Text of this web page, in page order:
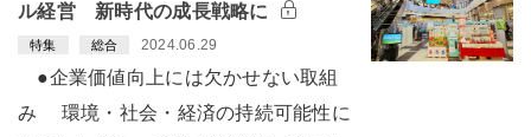
ル経営 新時代の成長戦略に
特集 総合 2024.06.29
●企業価値向上には欠かせない取組
み 環境・社会・経済の持続可能性に